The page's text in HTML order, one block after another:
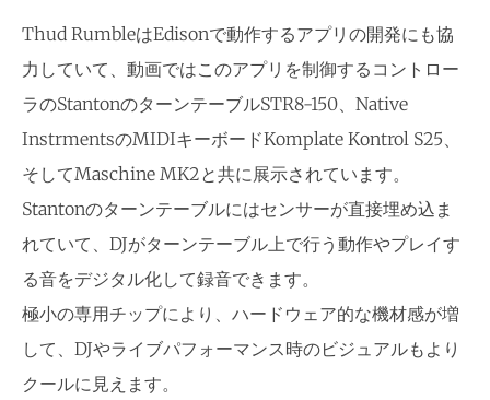
Thud RumbleはEdisonで動作するアプリの開発にも協
力していて、動画ではこのアプリを制御するコントロー
ラのStantonのターンテーブルSTR8-150、Native
InstrmentsのMIDIキーボードKomplate Kontrol S25、
そしてMaschine MK2と共に展示されています。
Stantonのターンテーブルにはセンサーが直接埋め込ま
れていて、DJがターンテーブル上で行う動作やプレイす
る音をデジタル化して録音できます。
極小の専用チップにより、ハードウェア的な機材感が増
して、DJやライブパフォーマンス時のビジュアルもより
クールに見えます。